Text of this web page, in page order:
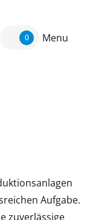
0 Menu
Aufgabe.
zuverlässige